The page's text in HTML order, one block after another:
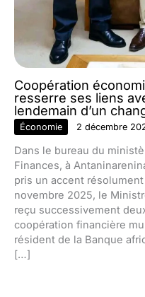
Coopération
resserre ses liens
lendemain d’un
Économie 2 décembre
Dans le bureau du
Finances, à
pris un accent
novembre 2025, le
reçu successivement
coopération financière
résident de la Banque
[…]